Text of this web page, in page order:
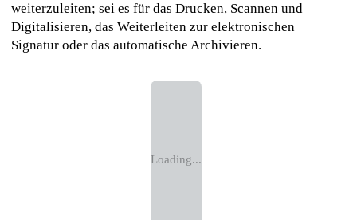
weiterzuleiten; sei es für das Drucken, Scannen und
Digitalisieren, das Weiterleiten zur elektronischen
Signatur oder das automatische Archivieren.
Loading...